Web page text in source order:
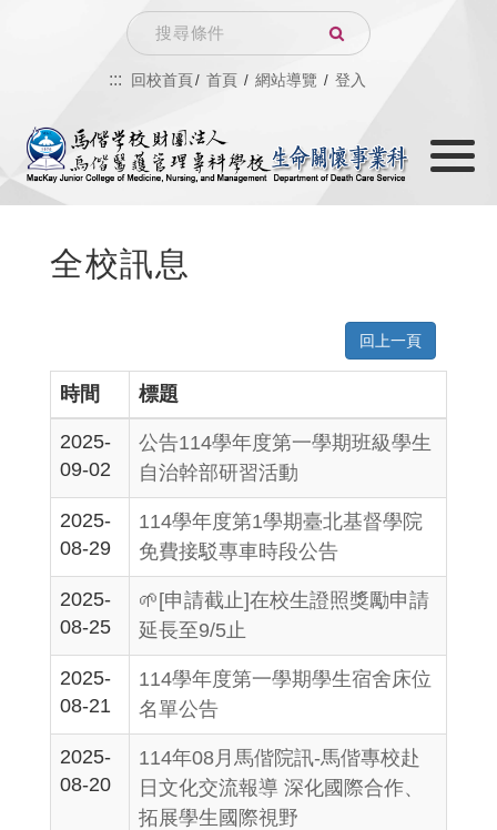
要
內
::: 回校首頁 首頁 網站導覽 登入
Search
Toggle
全校訊息
回上一頁
時間 標題
2025-
09-02
公告114學年度第一學期班級學生
自治幹部研習活動
2025-
08-29
114學年度第1學期臺北基督學院
免費接駁專車時段公告
2025-
08-25
🌱[申請截止]在校生證照獎勵申請
延長至9/5止
2025-
08-21
114學年度第一學期學生宿舍床位
名單公告
2025-
08-20
114年08月馬偕院訊-馬偕專校赴
日文化交流報導 深化國際合作、
拓展學生國際視野